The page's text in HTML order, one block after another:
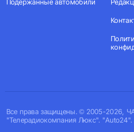
Все права защищены. © 2005-2026,
"Телерадиокомпания Люкс". "Auto24".
Подержанные автомобили